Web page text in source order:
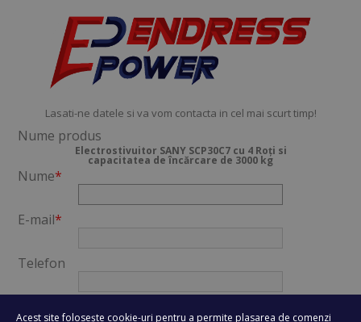
Acest site folosește cookie-uri pentru a permite plasarea de comenzi
Lasati-ne datele si va vom contacta in cel mai scurt timp!
Nume produs
Electrostivuitor SANY SCP30C7 cu 4 Roți si
capacitatea de încărcare de 3000 kg
Nume*
E-mail*
Telefon